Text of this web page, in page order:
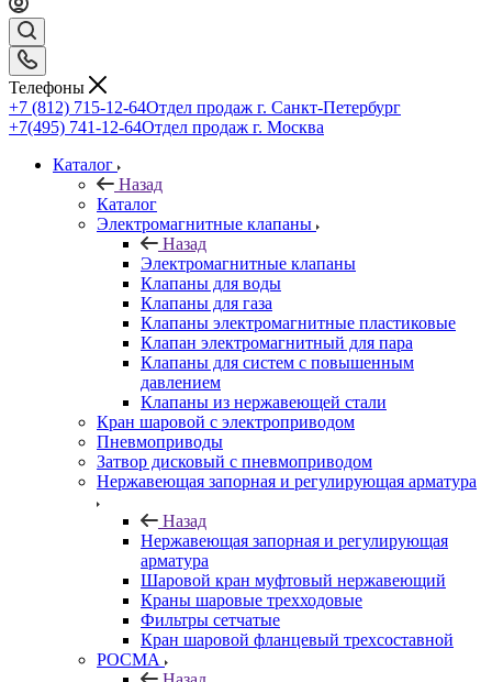
Телефоны
+7 (812) 715-12-64Отдел продаж г. Санкт-Петербург
+7(495) 741-12-64Отдел продаж г. Москва
Каталог
Назад
Каталог
Электромагнитные клапаны
Назад
Электромагнитные клапаны
Клапаны для воды
Клапаны для газа
Клапаны электромагнитные пластиковые
Клапан электромагнитный для пара
Клапаны для систем с повышенным
давлением
Клапаны из нержавеющей стали
Кран шаровой с электроприводом
Пневмоприводы
Затвор дисковый с пневмоприводом
Нержавеющая запорная и регулирующая арматура
Назад
Нержавеющая запорная и регулирующая
арматура
Шаровой кран муфтовый нержавеющий
Краны шаровые трехходовые
Фильтры сетчатые
Кран шаровой фланцевый трехсоставной
РОСМА